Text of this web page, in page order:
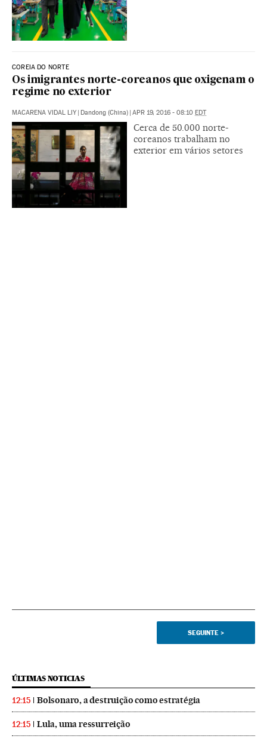
COREIA DO NORTE
Os imigrantes norte-coreanos que oxigenam o
regime no exterior
MACARENA VIDAL LIY | Dandong (China) | APR 19, 2016 - 08:10 EDT
Cerca de 50.000 norte-
coreanos trabalham no
exterior em vários setores
SEGUINTE >
ÚLTIMAS NOTICIAS
12:15 Bolsonaro, a destruição como estratégia
12:15 Lula, uma ressurreição